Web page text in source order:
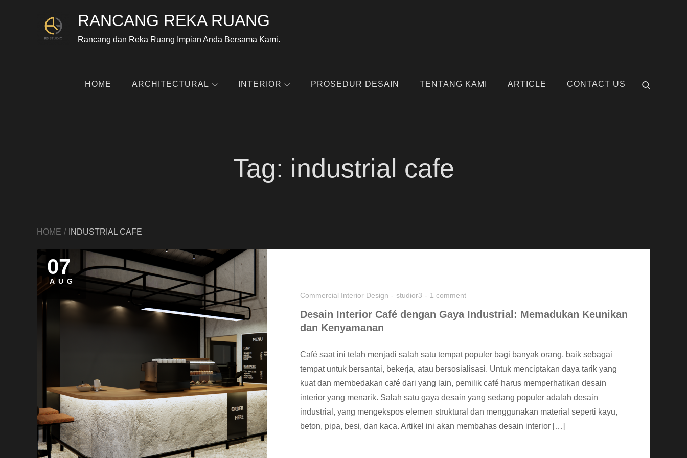
RANCANG REKA RUANG
Rancang dan Reka Ruang Impian Anda Bersama Kami.
HOME ARCHITECTURAL INTERIOR PROSEDUR DESAIN TENTANG KAMI ARTICLE CONTACT US
Tag: industrial cafe
HOME INDUSTRIAL CAFE
07
AUG
Commercial Interior Design studior3 1 comment
Desain Interior Café dengan Gaya Industrial: Memadukan Keunikan
dan Kenyamanan
Café saat ini telah menjadi salah satu tempat populer bagi banyak orang, baik sebagai
tempat untuk bersantai, bekerja, atau bersosialisasi. Untuk menciptakan daya tarik yang
kuat dan membedakan café dari yang lain, pemilik café harus memperhatikan desain
interior yang menarik. Salah satu gaya desain yang sedang populer adalah desain
industrial, yang mengekspos elemen struktural dan menggunakan material seperti kayu,
beton, pipa, besi, dan kaca. Artikel ini akan membahas desain interior […]